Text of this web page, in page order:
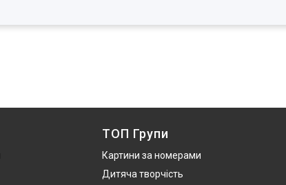
ТОП Групи
Картини за номерами
Дитяча творчість